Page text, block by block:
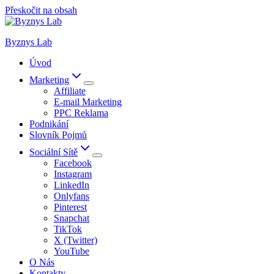
Přeskočit na obsah
Byznys Lab
Úvod
Marketing
Affiliate
E-mail Marketing
PPC Reklama
Podnikání
Slovník Pojmů
Sociální Sítě
Facebook
Instagram
LinkedIn
Onlyfans
Pinterest
Snapchat
TikTok
X (Twitter)
YouTube
O Nás